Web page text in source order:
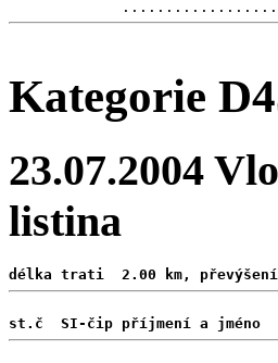
Kategorie
23.07.2004
listina
délka trati  2.00 km,
st.č  SI-čip příjmení a